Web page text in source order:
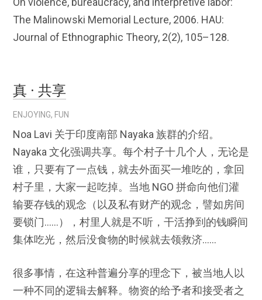
The Malinowski Memorial Lecture, 2006. HAU:
Journal of Ethnographic Theory, 2(2), 105–128.
真 · 共享
ENJOYING, FUN
Noa Lavi 关于印度南部 Nayaka 族群的介绍。
Nayaka 文化强调共享。每个村子十几个人，无论是
谁，只要有了一点钱，就去外面买一堆吃的，拿回
村子里，大家一起吃掉。当地 NGO 拼命向他们灌
输要存钱的观念（以及私有财产的观念，譬如房间
要锁门……），村里人就是不听，干活挣到的钱瞬间
集体吃光，然后没食物的时候就去领救济……
很多事情，在这种普遍分享的理念下，被当地人以
一种不同的逻辑去解释。物资的给予者和接受者之